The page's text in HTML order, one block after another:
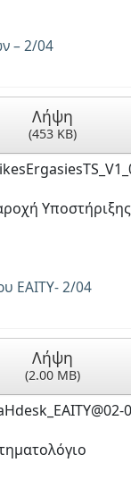
– 2/04
Λήψη
(453 KB)
Υποστήριξης
ΕΑΙΤΥ- 2/04
Λήψη
(2.00 MB)